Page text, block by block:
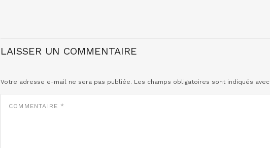
LAISSER UN COMMENTAIRE
Votre adresse e-mail ne sera pas publiée. Les champs obligatoires sont indiqués avec